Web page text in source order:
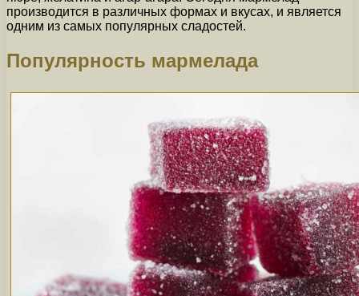
производится в различных формах и вкусах, и является
одним из самых популярных сладостей.
Популярность мармелада